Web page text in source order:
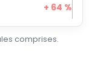
+ 64 %
comprises.